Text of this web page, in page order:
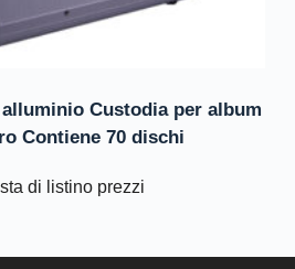
Custodia per album
Contiene 70 dischi
di listino prezzi